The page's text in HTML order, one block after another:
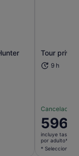
pestaña nueva
Tour
9 h
Cancelación
El
precio
es
de
596
incluye tasas e
por adulto*
* Selecciona